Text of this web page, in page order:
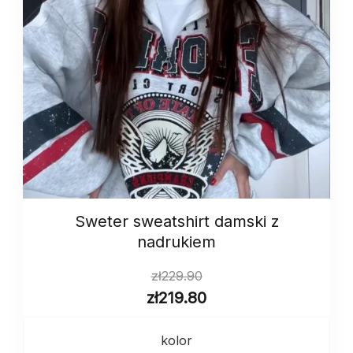
Sweter sweatshirt damski z
nadrukiem
zł229.90
zł219.80
kolor